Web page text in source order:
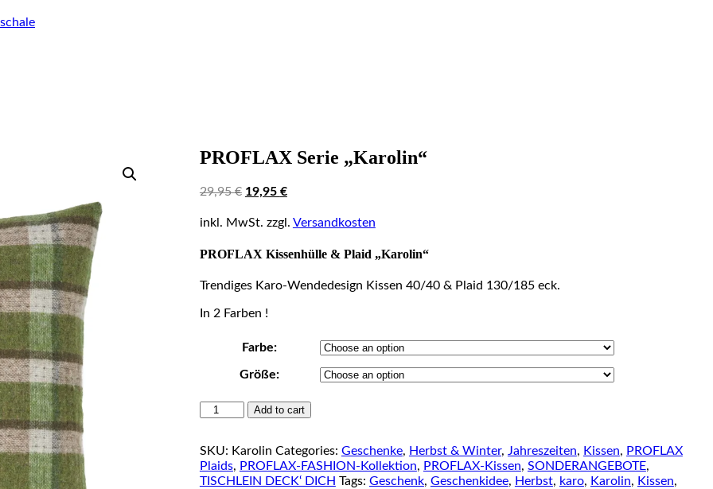
PROFLAX Serie „Karolin“
29,95€ Original
was:
19,95 €Current
is:
inkl. MwSt. zzgl. Versandkosten
PROFLAX Kissenhülle & Plaid „Karolin“
Trendiges Karo-Wendedesign Kissen 40/40 & Plaid 130/185 eck.
In 2 Farben !
Farbe:
Größe:
PROFLAX
quantity
Add to cart
SKU: Karolin Categories: Geschenke, Herbst & Winter, Jahreszeiten, Kissen, PROFLAX
Plaids, PROFLAX-FASHION-Kollektion, PROFLAX-Kissen, SONDERANGEBOTE,
TISCHLEIN DECK‘ DICH Tags: Geschenk, Geschenkidee, Herbst, karo, Karolin, Kissen,